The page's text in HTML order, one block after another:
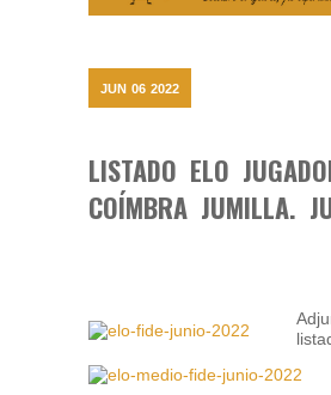
JUN 06 2022
LISTADO ELO
COÍMBRA JUMILLA.